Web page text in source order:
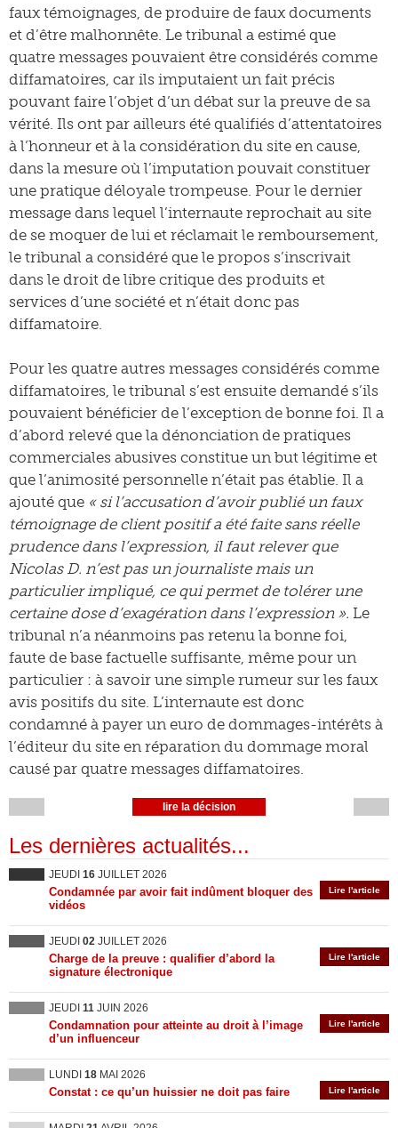
faux témoignages, de produire de faux documents
et d’être malhonnête. Le tribunal a estimé que
quatre messages pouvaient être considérés comme
diffamatoires, car ils imputaient un fait précis
pouvant faire l’objet d’un débat sur la preuve de sa
vérité. Ils ont par ailleurs été qualifiés d’attentatoires
à l’honneur et à la considération du site en cause,
dans la mesure où l’imputation pouvait constituer
une pratique déloyale trompeuse. Pour le dernier
message dans lequel l’internaute reprochait au site
de se moquer de lui et réclamait le remboursement,
le tribunal a considéré que le propos s’inscrivait
dans le droit de libre critique des produits et
services d’une société et n’était donc pas
diffamatoire.
Pour les quatre autres messages considérés comme
diffamatoires, le tribunal s’est ensuite demandé s’ils
pouvaient bénéficier de l’exception de bonne foi. Il a
d’abord relevé que la dénonciation de pratiques
commerciales abusives constitue un but légitime et
que l’animosité personnelle n’était pas établie. Il a
ajouté que « si l’accusation d’avoir publié un faux
témoignage de client positif a été faite sans réelle
prudence dans l’expression, il faut relever que
Nicolas D. n’est pas un journaliste mais un
particulier impliqué, ce qui permet de tolérer une
certaine dose d’exagération dans l’expression ». Le
tribunal n’a néanmoins pas retenu la bonne foi,
faute de base factuelle suffisante, même pour un
particulier : à savoir une simple rumeur sur les faux
avis positifs du site. L’internaute est donc
condamné à payer un euro de dommages-intérêts à
l’éditeur du site en réparation du dommage moral
causé par quatre messages diffamatoires.
lire la décision
Les dernières actualités...
JEUDI 16 JUILLET 2026
Lire l'article
Condamnée par avoir fait indûment bloquer des
vidéos
JEUDI 02 JUILLET 2026
Lire l'article
Charge de la preuve : qualifier d’abord la
signature électronique
JEUDI 11 JUIN 2026
Lire l'article
Condamnation pour atteinte au droit à l’image
d’un influenceur
LUNDI 18 MAI 2026
Lire l'article
Constat : ce qu’un huissier ne doit pas faire